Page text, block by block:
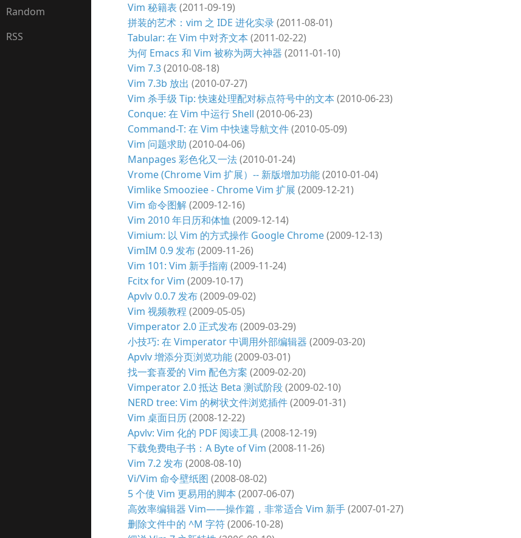
Random
RSS
Vim 秘籍表 (2011-09-19)
拼装的艺术：vim 之 IDE 进化实录(2011-08-01)
Tabular: 在 Vim 中对齐文本 (2011-02-22)
为何 Emacs 和 Vim 被称为两大神器 (2011-01-10)
Vim 7.3(2010-08-18)
Vim 7.3b 放出 (2010-07-27)
Vim 杀手级 Tip: 快速处理配对标点符号中的文本 (2010-06-23)
Conque: 在 Vim 中运行 Shell (2010-06-23)
Command-T: 在 Vim 中快速导航文件(2010-05-09)
Vim 问题求助 (2010-04-06)
Manpages 彩色化又一法(2010-01-24)
Vrome (Chrome Vim 扩展）-- 新版增加功能(2010-01-04)
Vimlike Smooziee - Chrome Vim 扩展 (2009-12-21)
Vim 命令图解(2009-12-16)
Vim 2010 年日历和体恤(2009-12-14)
Vimium: 以 Vim 的方式操作 Google Chrome(2009-12-13)
VimIM 0.9 发布(2009-11-26)
Vim 101: Vim 新手指南(2009-11-24)
Fcitx for Vim (2009-10-17)
Apvlv 0.0.7 发布(2009-09-02)
Vim 视频教程(2009-05-05)
Vimperator 2.0 正式发布(2009-03-29)
小技巧: 在 Vimperator 中调用外部编辑器 (2009-03-20)
Apvlv 增添分页浏览功能(2009-03-01)
找一套喜爱的 Vim 配色方案 (2009-02-20)
Vimperator 2.0 抵达 Beta 测试阶段(2009-02-10)
NERD tree: Vim 的树状文件浏览插件(2009-01-31)
Vim 桌面日历(2008-12-22)
Apvlv: Vim 化的 PDF 阅读工具(2008-12-19)
下载免费电子书：A Byte of Vim (2008-11-26)
Vim 7.2 发布(2008-08-10)
Vi/Vim 命令壁纸图 (2008-08-02)
5 个使 Vim 更易用的脚本 (2007-06-07)
高效率编辑器 Vim——操作篇，非常适合 Vim 新手(2007-01-27)
删除文件中的 ^M 字符(2006-10-28)